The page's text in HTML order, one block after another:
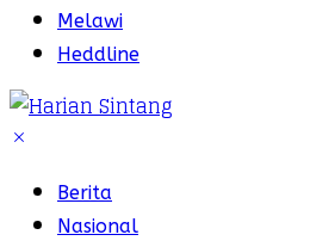
Melawi
Heddline
Berita
Nasional